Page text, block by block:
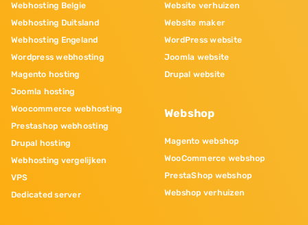
Webhosting Belgie
Webhosting Duitsland
Webhosting Engeland
Wordpress webhosting
Magento hosting
Joomla hosting
Woocommerce webhosting
Prestashop webhosting
Drupal hosting
Webhosting vergelijken
VPS
Dedicated server
Website verhuizen
Website maker
WordPress website
Joomla website
Drupal website
Webshop
Magento webshop
WooCommerce webshop
PrestaShop webshop
Webshop verhuizen